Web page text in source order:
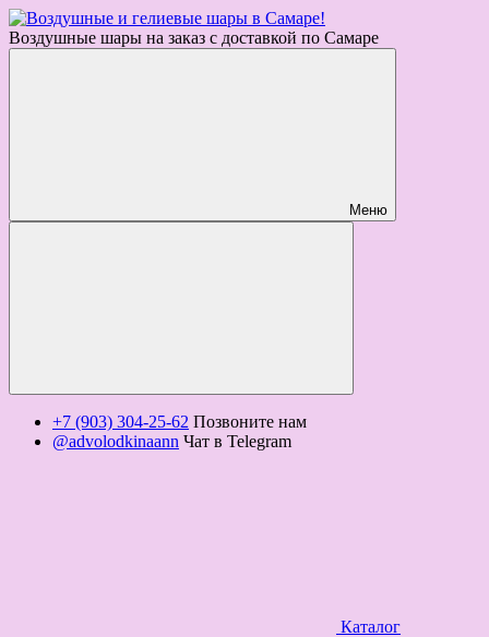
Воздушные шары на заказ с доставкой по Самаре
Меню
+7 (903) 304-25-62 Позвоните нам
@advolodkinaann Чат в Telegram
Каталог